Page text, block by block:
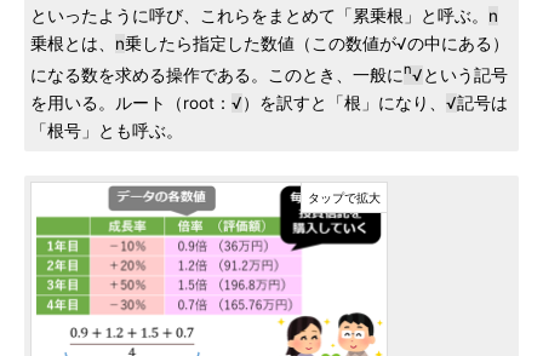
といったように呼び、これらをまとめて「累乗根」と呼ぶ。 n
乗根とは、 n乗したら指定した数値（この数値が√の中にある）
になる数を求める操作である。このとき、一般にn√という記号
を用いる。ルート（root： √）を訳すと「根」になり、 √記号は
「根号」とも呼ぶ。